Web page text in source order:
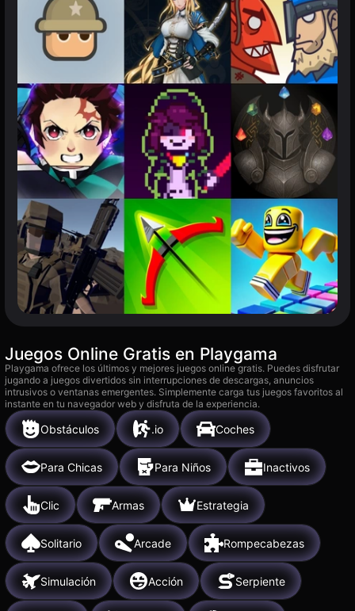
Juegos Online Gratis en Playgama
Playgama ofrece los últimos y mejores juegos online gratis. Puedes disfrutar
jugando a juegos divertidos sin interrupciones de descargas, anuncios
intrusivos o ventanas emergentes. Simplemente carga tus juegos favoritos al
instante en tu navegador web y disfruta de la experiencia.
Obstáculos .io Coches
Para Chicas Para Niños Inactivos
Clic Armas Estrategia
Solitario Arcade Rompecabezas
Simulación Acción Serpiente